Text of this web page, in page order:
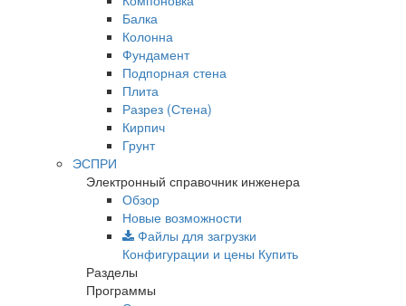
Балка
Колонна
Фундамент
Подпорная стена
Плита
Разрез (Стена)
Кирпич
Грунт
ЭСПРИ
Электронный справочник инженера
Обзор
Новые возможности
Файлы для загрузки
Конфигурации и цены Купить
Разделы
Программы